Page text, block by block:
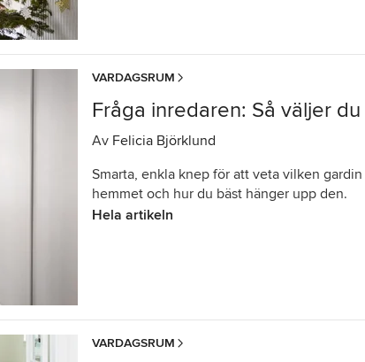
VARDAGSRUM
Fråga inredaren: Så väljer
Av Felicia Björklund
Smarta, enkla knep för att veta vilken
hemmet och hur du bäst hänger upp den.
Hela artikeln
VARDAGSRUM